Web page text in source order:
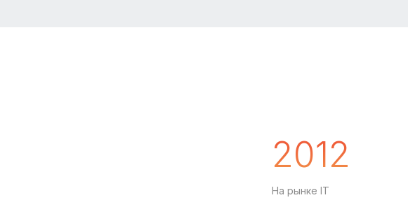
2012
На рынке IT